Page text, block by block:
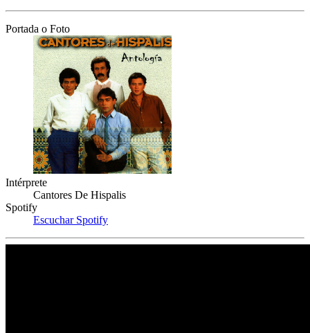
Portada o Foto
Intérprete
Cantores De Hispalis
Spotify
Escuchar Spotify